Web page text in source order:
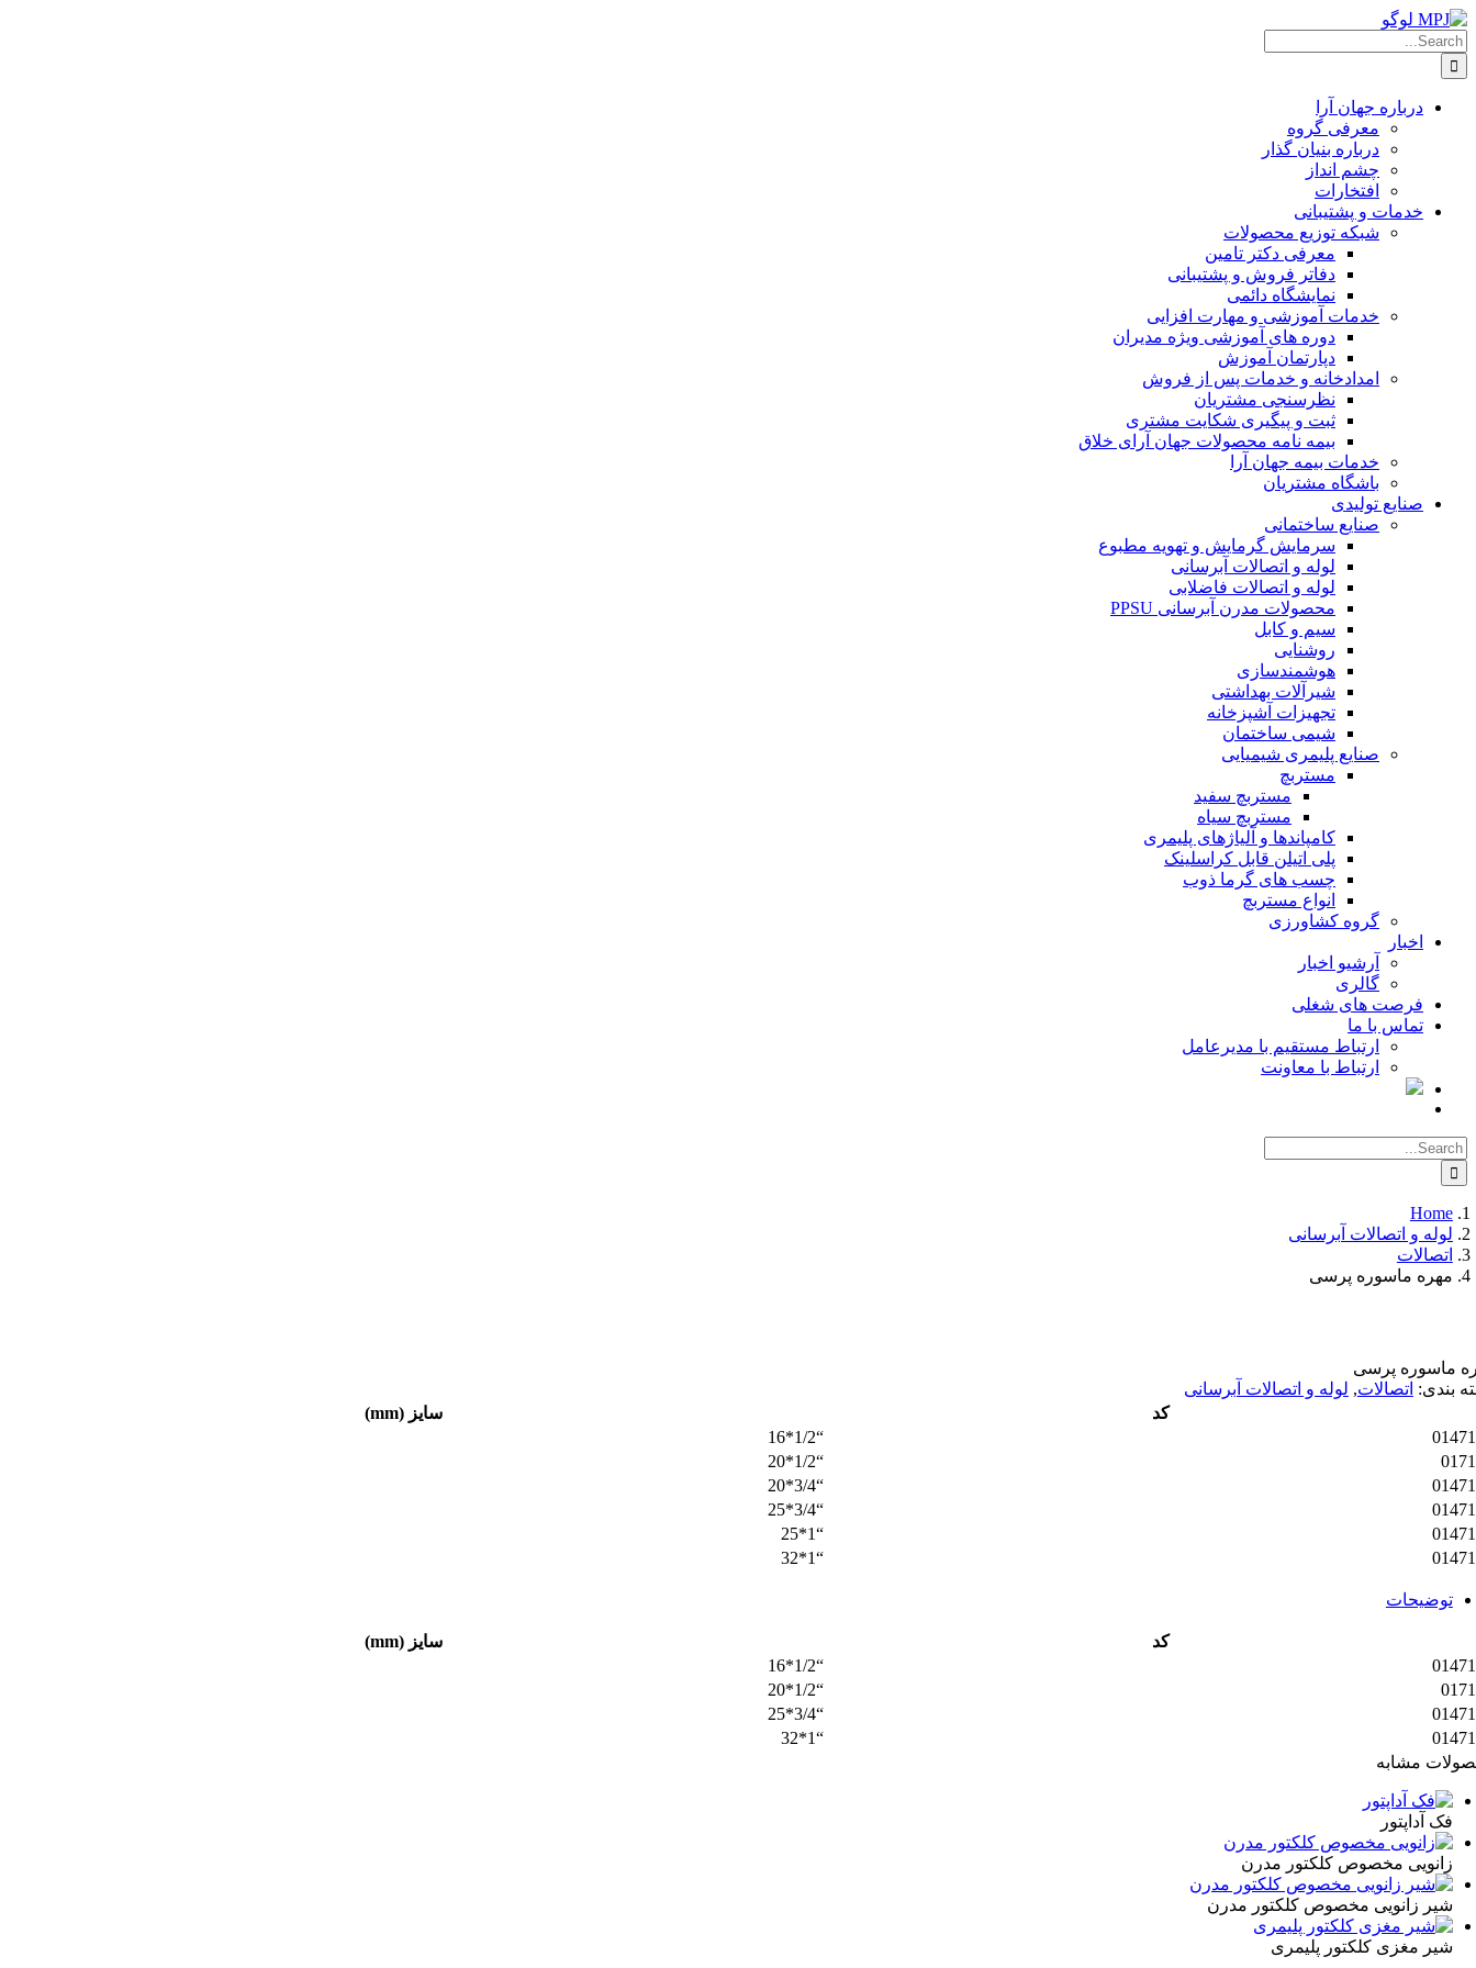
Skip
to
content
Search
for:
درباره جهان آرا
معرفی گروه
درباره بنیان گذار
چشم انداز
افتخارات
خدمات و پشتیبانی
شبکه توزیع محصولات
معرفی دکتر تامین
دفاتر فروش و پشتیبانی
نمایشگاه دائمی
خدمات آموزشی و مهارت افزایی
دوره های آموزشی ویژه مدیران
دپارتمان آموزش
امدادخانه و خدمات پس از فروش
نظرسنجی مشتریان
ثبت و پیگیری شکایت مشتری
بیمه نامه محصولات جهان آرای خلاق
خدمات بیمه جهان آرا
باشگاه مشتریان
صنایع تولیدی
صنایع ساختمانی
سرمایش گرمایش و تهویه مطبوع
لوله و اتصالات آبرسانی
لوله و اتصالات فاضلابی
محصولات مدرن آبرسانی PPSU
سیم و کابل
روشنایی
هوشمندسازی
شیرآلات بهداشتی
تجهیزات آشپزخانه
شیمی ساختمان
صنایع پلیمری شیمیایی
مستربچ
مستربچ سفید
مستربچ سیاه
کامپاندها و آلیاژهای پلیمری
پلی اتیلن قابل کراسلینک
چسب های گرما ذوب
انواع مستربچ
گروه کشاورزی
اخبار
آرشیو اخبار
گالری
فرصت های شغلی
تماس با ما
ارتباط مستقیم با مدیرعامل
ارتباط با معاونت
Search
for:
Home
لوله و اتصالات آبرسانی
اتصالات
مهره ماسوره پرسی
ماسوره پرسی
بندی: اتصالات, لوله و اتصالات آبرسانی
کد
سایز (mm)
“1/2*16
“1/2*20
“3/4*20
“3/4*25
“1*25
“1*32
توضیحات
کد
سایز (mm)
“1/2*16
“1/2*20
“3/4*25
“1*32
مشابه
فک آداپتور
زانویی مخصوص کلکتور مدرن
شیر زانویی مخصوص کلکتور مدرن
شیر مغزی کلکتور پلیمری